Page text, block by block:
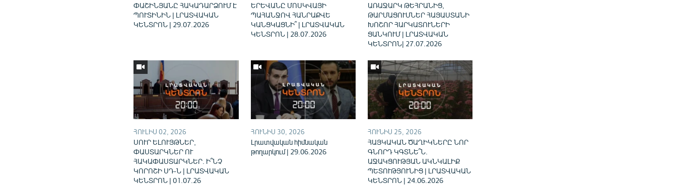
ՓԱՇԻՆՅԱՆԸ ՀԱԿԱԴԱՐՁՈՒՄ Է
ՊՈՒՏԻՆԻՆ | ԼՐԱՏՎԱԿԱՆ
ԿԵՆՏՐՈՆ | 29.07.2026
ԵՐԵՎԱՆԸ ՄՈՍԿՎԱՅԻ
ՊԱՀԱՆՋՈՎ ՀԱՆՐԱՔՎԵ
ԿԱՆՑԿԱՑՆԻ՞ | ԼՐԱՏՎԱԿԱՆ
ԿԵՆՏՐՈՆ | 28.07.2026
ԱՌԱՋԱՐԿ ԹԵՀՐԱՆԻՑ,
ԹԱՐՄԱՑՈՒՄՆԵՐ ՀԱՅԱՍՏԱՆԻ
ԽՈՇՈՐ ՀԱՐԿԱՏՈՒՆԵՐԻ
ՑԱՆԿՈՒՄ | ԼՐԱՏՎԱԿԱՆ
ԿԵՆՏՐՈՆ| 27.07.2026
ՀՈՒԼԻՍ 02, 2026
ՍՈՒՐ ԵԼՈՒՅԹՆԵՐ,
ՓԱՍՏԱՐԿՆԵՐ ՈՒ
ՀԱԿԱՓԱՍՏԱՐԿՆԵՐ. Ի՞ՆՉ
ԿՈՐՈՇԻ ՍԴ-Ն | ԼՐԱՏՎԱԿԱՆ
ԿԵՆՏՐՈՆ | 01.07.26
ՀՈՒՆԻՍ 30, 2026
Լրատվական հիմնական
թողարկում | 29.06.2026
ՀՈՒՆԻՍ 25, 2026
ՀԱՅԿԱԿԱՆ ԾԱՂԻԿՆԵՐԸ ՆՈՐ
ԳՆՈՐԴ ԿԳՏՆԵ՞Ն.
ԱՋԱԿՑՈՒԹՅԱՆ ԱԿՆԿԱԼԻՔ
ՊԵՏՈՒԹՅՈՒՆԻՑ | ԼՐԱՏՎԱԿԱՆ
ԿԵՆՏՐՈՆ | 24.06.2026